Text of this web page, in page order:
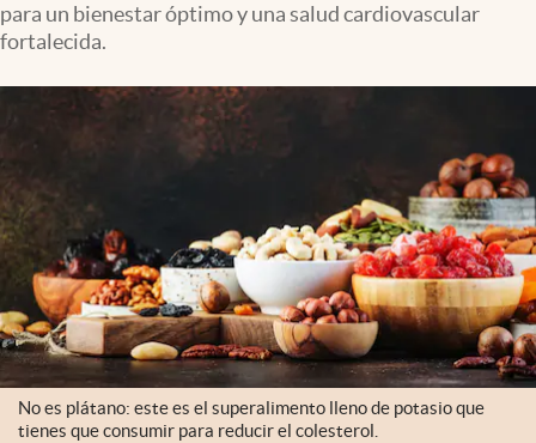
para un bienestar óptimo y una salud cardiovascular
fortalecida.
No es plátano: este es el superalimento lleno de potasio que
tienes que consumir para reducir el colesterol.